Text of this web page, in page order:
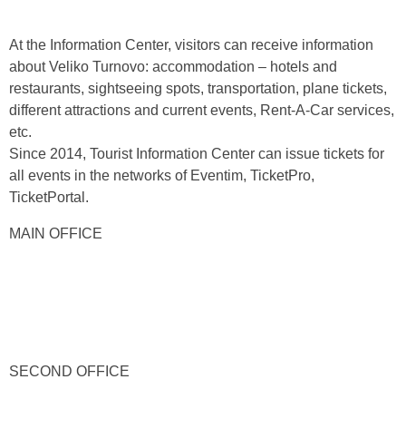
At the Information Center, visitors can receive information
about Veliko Turnovo: accommodation – hotels and
restaurants, sightseeing spots, transportation, plane tickets,
different attractions and current events, Rent-A-Car services,
etc.
Since 2014, Tourist Information Center can issue tickets for
all events in the networks of Eventim, TicketPro,
TicketPortal.
MAIN OFFICE
SECOND OFFICE